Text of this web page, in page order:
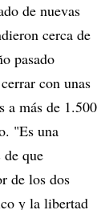
de nuevas
cerca de
pasado
con unas
a más de 1.500
"Es una
de que
de los dos
y la libertad